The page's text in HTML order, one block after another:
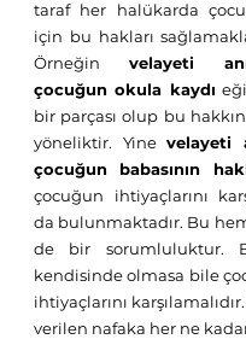
taraf her halükarda
için bu hakları
Örneğin velayeti
çocuğun okula kaydı
bir parçası olup bu
yöneliktir. Yine velayeti
çocuğun babasının
çocuğun ihtiyaçlarını
da bulunmaktadır. Bu
de bir sorumluluktur.
kendisinde olmasa bile
ihtiyaçlarını
verilen nafaka her ne